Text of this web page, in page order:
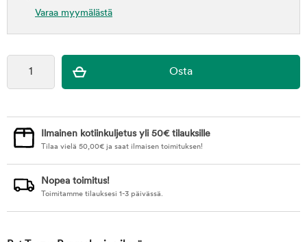
Varaa myymälästä
Ilmainen kotiinkuljetus yli 50€ tilauksille
Tilaa vielä 50,00€ ja saat ilmaisen toimituksen!
Nopea toimitus!
Toimitamme tilauksesi 1-3 päivässä.